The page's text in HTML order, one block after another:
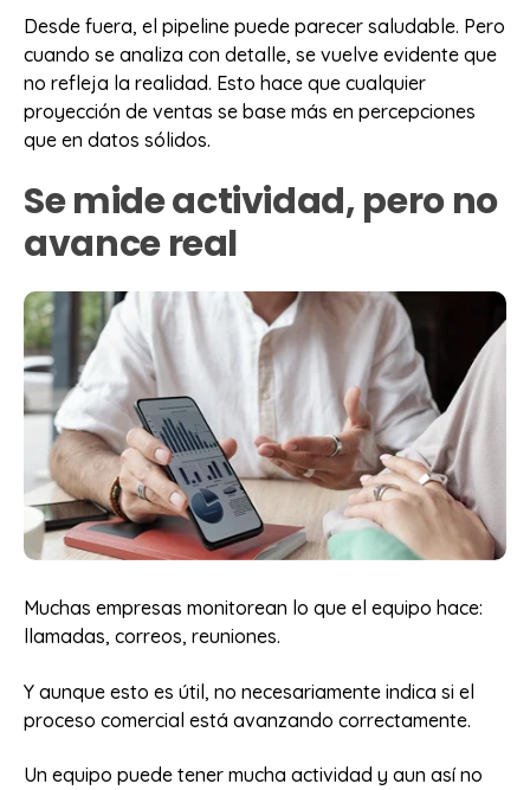
Desde fuera, el pipeline puede parecer saludable. Pero
cuando se analiza con detalle, se vuelve evidente que
no refleja la realidad. Esto hace que cualquier
proyección de ventas se base más en percepciones
que en datos sólidos.
Se mide actividad, pero no
avance real
Muchas empresas monitorean lo que el equipo hace:
llamadas, correos, reuniones.
Y aunque esto es útil, no necesariamente indica si el
proceso comercial está avanzando correctamente.
Un equipo puede tener mucha actividad y aun así no